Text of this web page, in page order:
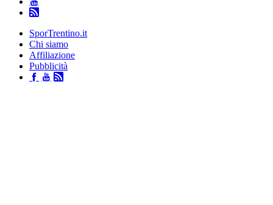
SporTrentino.it
Chi siamo
Affiliazione
Pubblicità